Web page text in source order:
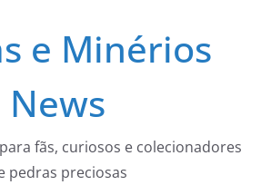
e Minérios
News
fãs, curiosos e colecionadores
pedras preciosas